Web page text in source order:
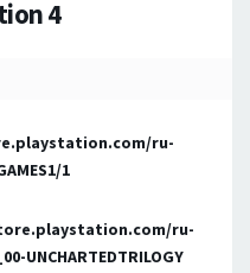
4
ru-
1
ru-
UNCHARTEDTRILOGY